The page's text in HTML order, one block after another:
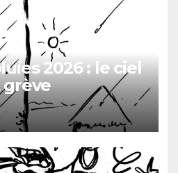
2026 : le ciel